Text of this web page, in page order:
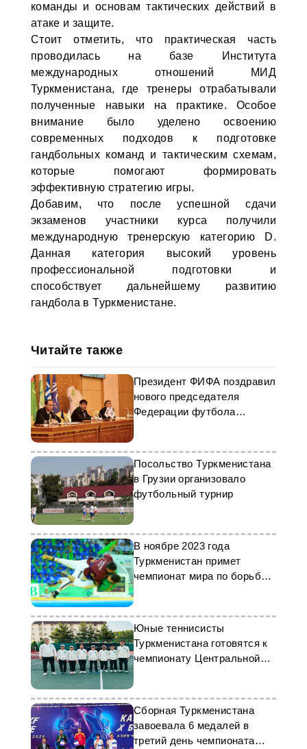
команды и основам тактических действий в
атаке и защите.
Стоит отметить, что практическая часть
проводилась на базе Института
международных отношений МИД
Туркменистана, где тренеры отрабатывали
полученные навыки на практике. Особое
внимание было уделено освоению
современных подходов к подготовке
гандбольных команд и тактическим схемам,
которые помогают формировать
эффективную стратегию игры.
Добавим, что после успешной сдачи
экзаменов участники курса получили
международную тренерскую категорию D.
Данная категория высокий уровень
профессиональной подготовки и
способствует дальнейшему развитию
гандбола в Туркменистане.
Читайте также
Президент ФИФА поздравил
нового председателя
Федерации футбола
Туркменистана
Посольство Туркменистана
в Грузии организовало
футбольный турнир
В ноябре 2023 года
Туркменистан примет
чемпионат мира по борьбе
кураш
Юные теннисисты
Туркменистана готовятся к
чемпионату Центральной
Сборная Туркменистана
завоевала 6 медалей в
третий день чемпионата